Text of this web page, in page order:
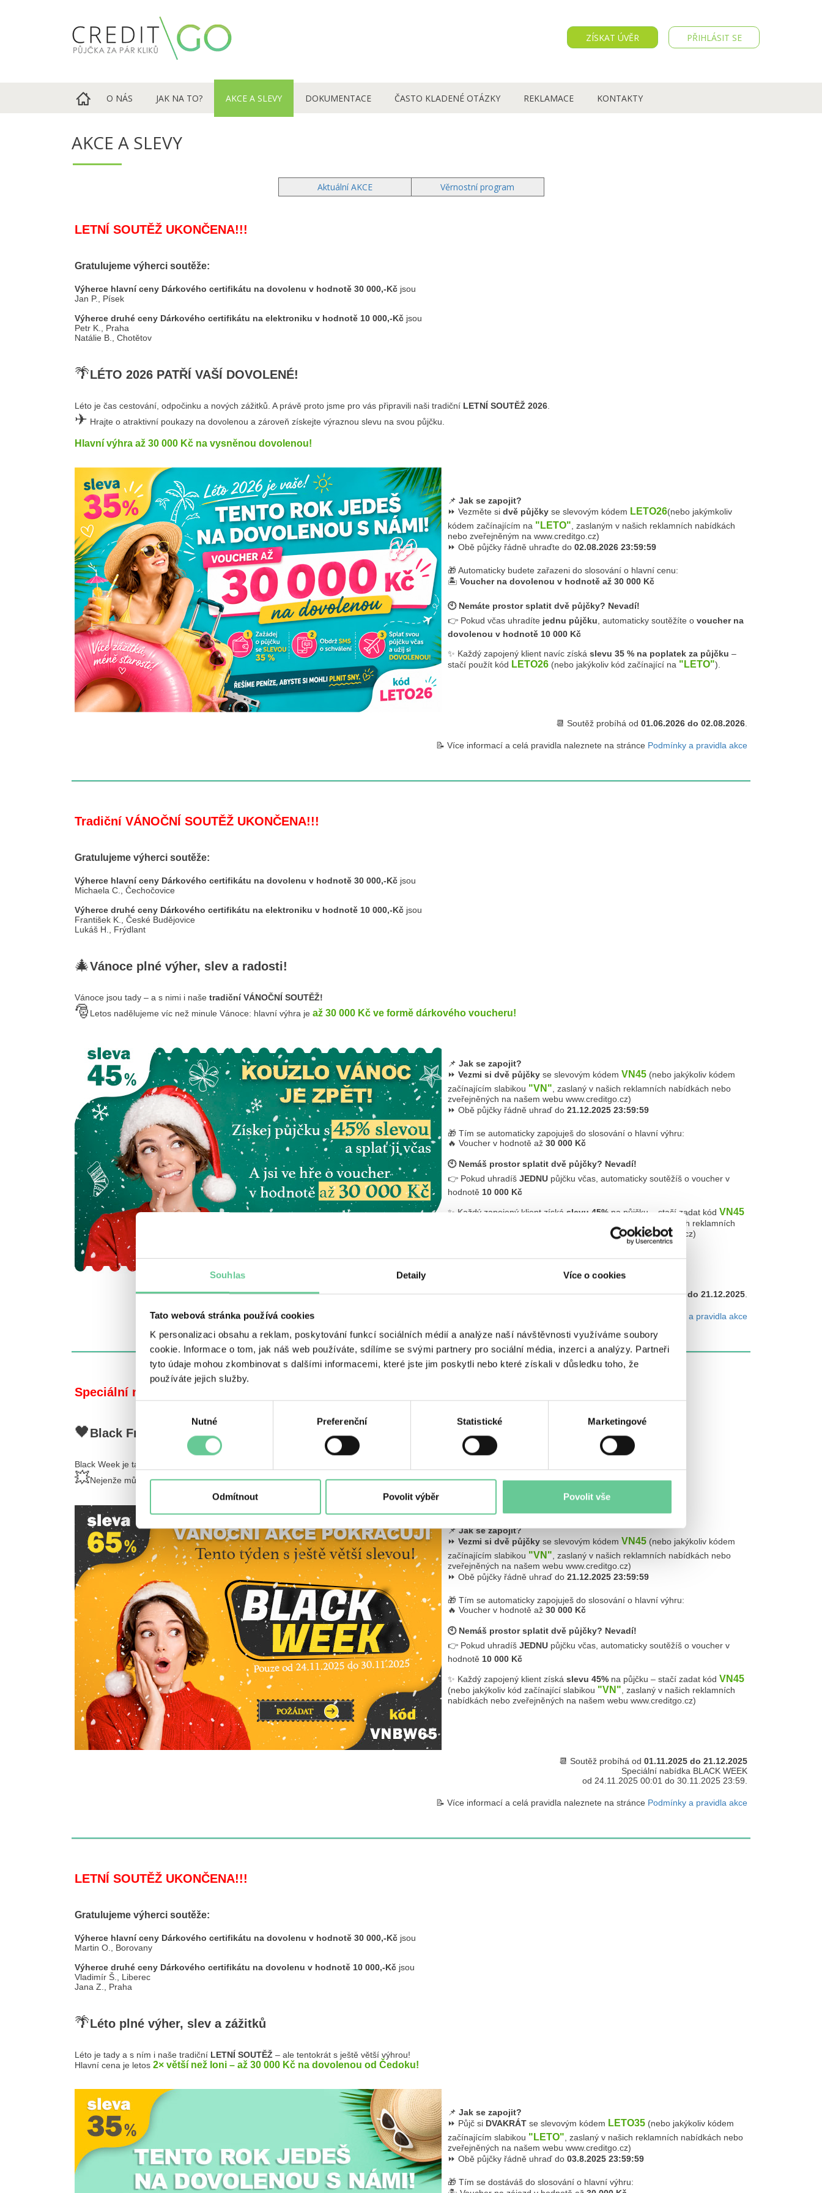
Souhlas Detaily Více o cookies
Tato webová stránka používá cookies
K personalizaci obsahu a reklam, poskytování funkcí sociálních médií a analýze naší návštěvnosti využíváme soubory
cookie. Informace o tom, jak náš web používáte, sdílíme se svými partnery pro sociální média, inzerci a analýzy. Partneři
tyto údaje mohou zkombinovat s dalšími informacemi, které jste jim poskytli nebo které získali v důsledku toho, že
používáte jejich služby.
Nutné Preferenční Statistické Marketingové
Odmítnout Povolit výběr Povolit vše
ZÍSKAT ÚVĚR PŘIHLÁSIT SE
O NÁS JAK NA TO? AKCE A SLEVY DOKUMENTACE ČASTO KLADENÉ OTÁZKY REKLAMACE KONTAKTY
AKCE A SLEVY
Aktuální AKCE Věrnostní program
LETNÍ SOUTĚŽ UKONČENA!!!
Gratulujeme výherci soutěže:
Výherce hlavní ceny Dárkového certifikátu na dovolenu v hodnotě 30 000,-Kč jsou
Jan P., Písek
Výherce druhé ceny Dárkového certifikátu na elektroniku v hodnotě 10 000,-Kč jsou
Petr K., Praha
Natálie B., Chotětov
🌴LÉTO 2026 PATŘÍ VAŠÍ DOVOLENÉ!
Léto je čas cestování, odpočinku a nových zážitků. A právě proto jsme pro vás připravili naši tradiční LETNÍ SOUTĚŽ 2026
✈ Hrajte o atraktivní poukazy na dovolenou a zároveň získejte výraznou slevu na svou půjčku.
Hlavní výhra až 30 000 Kč na vysněnou dovolenou!
📌 Jak se zapojit?
⏩ Vezměte si dvě půjčky se slevovým kódem LETO26(nebo jakýmkoliv
kódem začínajícím na "LETO" , zaslaným v našich reklamních nabídkách
nebo zveřejněným na www.creditgo.cz)
⏩ Obě půjčky řádně uhraďte do 02.08.2026 23:59:59
🎁 Automaticky budete zařazeni do slosování o hlavní cenu:
🏝 Voucher na dovolenou v hodnotě až 30 000 Kč
🕙 Nemáte prostor splatit dvě půjčky? Nevadí!
👉 Pokud včas uhradíte jednu půjčku , automaticky soutěžíte o voucher na
dovolenou v hodnotě 10 000 Kč
✨ Každý zapojený klient navíc získá slevu 35 % na poplatek za půjčku –
stačí použít kód LETO26 (nebo jakýkoliv kód začínající na "LETO").
📆 Soutěž probíhá od 01.06.2026 do 02.08.2026
📝 Více informací a celá pravidla naleznete na stránce Podmínky a pravidla akce
Tradiční VÁNOČNÍ SOUTĚŽ UKONČENA!!!
Gratulujeme výherci soutěže:
Výherce hlavní ceny Dárkového certifikátu na dovolenu v hodnotě 30 000,-Kč jsou
Michaela C., Čechočovice
Výherce druhé ceny Dárkového certifikátu na elektroniku v hodnotě 10 000,-Kč jsou
František K., České Budějovice
Lukáš H., Frýdlant
🎄Vánoce plné výher, slev a radosti!
Vánoce jsou tady – a s nimi i naše tradiční VÁNOČNÍ SOUTĚŽ!
🎅 Letos nadělujeme víc než minule Vánoce: hlavní výhra je až 30 000 Kč ve formě dárkového voucheru!
📌 Jak se zapojit?
⏩ Vezmi si dvě půjčky se slevovým kódem VN45 (nebo jakýkoliv kódem
začínajícím slabikou "VN" , zaslaný v našich reklamních nabídkách nebo
zveřejněných na našem webu www.creditgo.cz)
⏩ Obě půjčky řádně uhraď do 21.12.2025 23:59:59
🎁 Tím se automaticky zapojuješ do slosování o hlavní výhru:
🔥 Voucher v hodnotě až 30 000 Kč
🕙 Nemáš prostor splatit dvě půjčky? Nevadí!
👉 Pokud uhradíš JEDNU půjčku včas, automaticky soutěžíš o voucher v
hodnotě 10 000 Kč
✨ Každý zapojený klient získá slevu 45% na půjčku – stačí zadat kód VN45
, zaslaný v našich reklamních
nabídkách nebo zveřejněných na našem webu www.creditgo.cz)
📆 Soutěž probíhá od01.11.2025 do 21.12.2025
Podmínky a pravidla akce
Speciální nabídka Black WEEK UKONČENA!!!
🖤Black Friday přichází – užijte si celý týden plný výhod!
Black Week je tady – a s ním i pokračování naší vánoční akce s ještě větší slevou.
💥Nejenže můžete získat půjčkuse slevou 65%, ale při včasné úhradě jste navíc ve hře o voucher až30 000 Kč!
📌Jak se zapojit?
⏩ Vezmi si dvě půjčky se slevovým kódem VN45 (nebo jakýkoliv kódem
začínajícím slabikou "VN" , zaslaný v našich reklamních nabídkách nebo
zveřejněných na našem webu www.creditgo.cz)
⏩ Obě půjčky řádně uhraď do 21.12.2025 23:59:59
🎁 Tím se automaticky zapojuješ do slosování o hlavní výhru:
🔥 Voucher v hodnotě až 30 000 Kč
🕙 Nemáš prostor splatit dvě půjčky? Nevadí!
👉 Pokud uhradíš JEDNU půjčku včas, automaticky soutěžíš o voucher v
hodnotě 10 000 Kč
✨ Každý zapojený klient získá slevu 45% na půjčku – stačí zadat kód VN45
(nebo jakýkoliv kód začínající slabikou "VN" , zaslaný v našich reklamních
nabídkách nebo zveřejněných na našem webu www.creditgo.cz)
📆 Soutěž probíhá od 01.11.2025 do 21.12.2025
Speciální nabídka BLACK WEEK
od 24.11.2025 00:01 do 30.11.2025 23:59.
📝 Více informací a celá pravidla naleznete na stránce Podmínky a pravidla akce
LETNÍ SOUTĚŽ UKONČENA!!!
Gratulujeme výherci soutěže:
Výherce hlavní ceny Dárkového certifikátu na dovolenu v hodnotě 30 000,-Kč jsou
Martin O., Borovany
Výherce druhé ceny Dárkového certifikátu na dovolenu v hodnotě 10 000,-Kč jsou
Vladimír Š., Liberec
Jana Z., Praha
🌴Léto plné výher, slev a zážitků
Léto je tady a s ním i naše tradiční LETNÍ SOUTĚŽ – ale tentokrát s ještě větší výhrou!
Hlavní cena je letos 2× větší než loni – až 30 000 Kč na dovolenou od Čedoku!
📌 Jak se zapojit?
⏩ Půjč si DVAKRÁT se slevovým kódem LETO35 (nebo jakýkoliv kódem
začínajícím slabikou "LETO" , zaslaný v našich reklamních nabídkách nebo
zveřejněných na našem webu www.creditgo.cz)
⏩ Obě půjčky řádně uhraď do 03.8.2025 23:59:59
🎁 Tím se dostáváš do slosování o hlavní výhru: